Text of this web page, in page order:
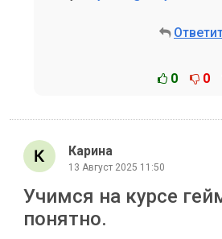
0 0
Карина
13 Август 2025 11:50
Учимся на курсе
понятно.